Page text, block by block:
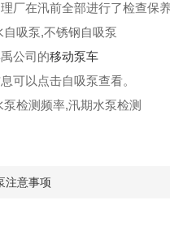
厂在汛前全部进行了检查保
自吸泵,不锈钢自吸泵
公司的移动泵车
可以点击自吸泵查看。
检测频率,汛期水泵检测
注意事项